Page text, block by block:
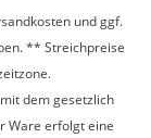
und ggf.
** Streichpreise
dem gesetzlich
Ware erfolgt eine